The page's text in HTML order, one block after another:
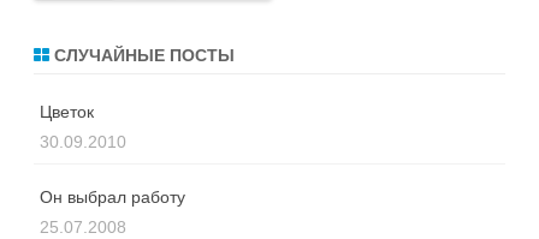
СЛУЧАЙНЫЕ ПОСТЫ
Цветок
30.09.2010
Он выбрал работу
25.07.2008